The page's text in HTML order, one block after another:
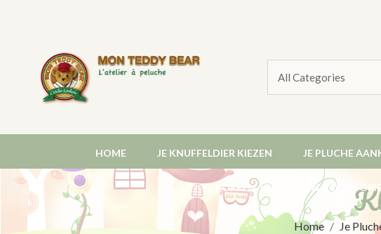
HOME JE KNUFFELDIER KIEZEN JE PLUCHE
POPPEN, KLEDING EN
Home Je